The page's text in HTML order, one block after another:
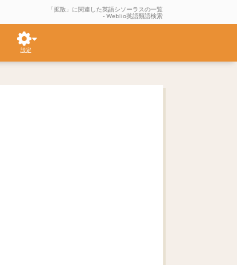
「拡散」に関連した英語シソーラスの一覧
- Weblio英語類語検索
設定